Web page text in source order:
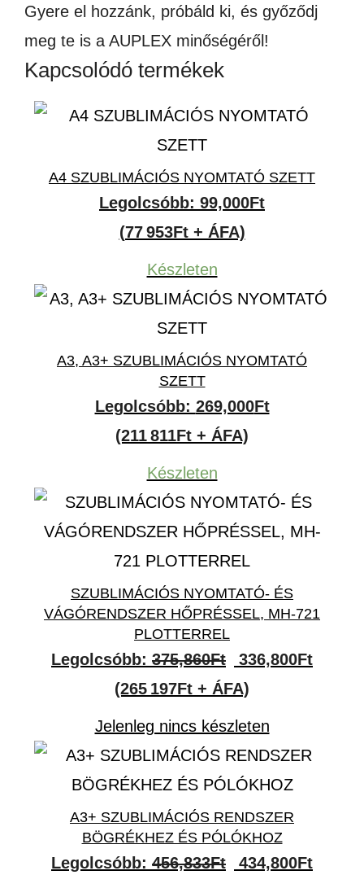
Gyere el hozzánk, próbáld ki, és győződj
meg te is a AUPLEX minőségéről!
Kapcsolódó termékek
A4 SZUBLIMÁCIÓS NYOMTATÓ SZETT
Legolcsóbb: 99,000Ft
(77 953Ft + ÁFA)
Készleten
A3, A3+ SZUBLIMÁCIÓS NYOMTATÓ
SZETT
Legolcsóbb: 269,000Ft
(211 811Ft + ÁFA)
Készleten
SZUBLIMÁCIÓS NYOMTATÓ- ÉS
VÁGÓRENDSZER HŐPRÉSSEL, MH-721
PLOTTERREL
Legolcsóbb: 375,860Ft
Original
price
was:
375,860Ft.
336,800Ft
(265 197Ft + ÁFA)
Jelenleg nincs készleten
A3+ SZUBLIMÁCIÓS RENDSZER
BÖGRÉKHEZ ÉS PÓLÓKHOZ
Legolcsóbb: 456,833Ft Original
434,800Ft